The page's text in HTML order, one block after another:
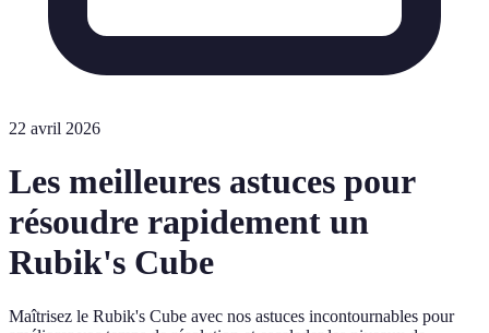
22 avril 2026
Les meilleures astuces pour
résoudre rapidement un
Rubik's Cube
Maîtrisez le Rubik's Cube avec nos astuces incontournables pour